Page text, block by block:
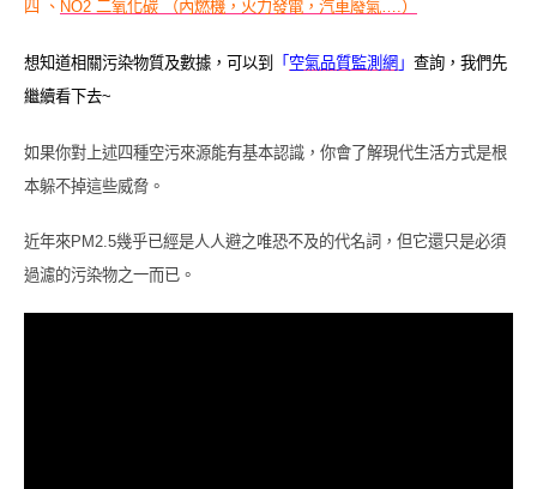
四 、 NO2 二氧化碳 （內燃機，火力發電，汽車廢氣….）
想知道相關污染物質及數據，可以到 「 空氣品質監測網 」 查詢，我們先
繼續看下去~
如果你對上述四種空污來源能有基本認識，你會了解現代生活方式是根
本躲不掉這些威脅。
近年來PM2.5幾乎已經是人人避之唯恐不及的代名詞，但它還只是必須
過濾的污染物之一而已。